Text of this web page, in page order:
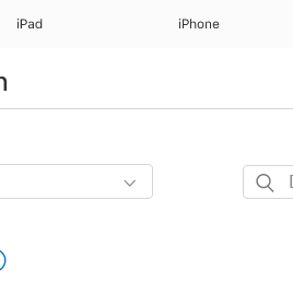
iPad iPhone